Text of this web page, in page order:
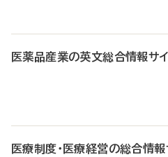
医薬品産業の英文総合情報サ
医療制度・医療経営の総合情報